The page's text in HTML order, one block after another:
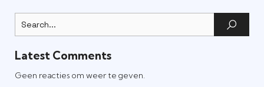
Latest Comments
Geen reacties om weer te geven.